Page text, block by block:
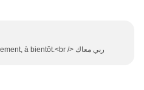
courage et bon rétablissement, à bientôt.<br /> ربي معاك